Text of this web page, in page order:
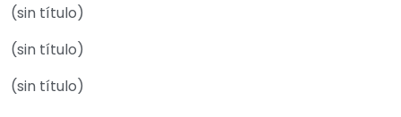
(sin título)
(sin título)
(sin título)